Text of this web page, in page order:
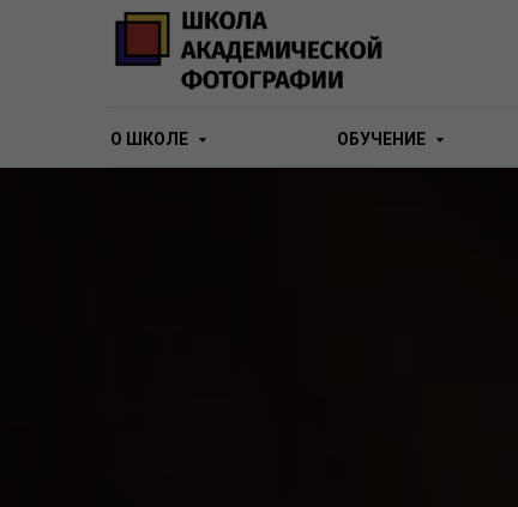
О ШКОЛЕ ОБУЧЕНИЕ